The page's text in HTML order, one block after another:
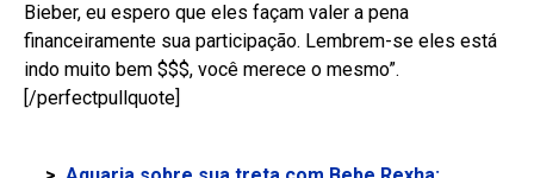
Bieber, eu espero que eles façam valer a pena
financeiramente sua participação. Lembrem-se eles está
indo muito bem $$$, você merece o mesmo”.
[/perfectpullquote]